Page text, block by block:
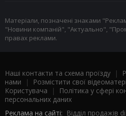
Матеріали, позначені знаками
"Новини компаній", "Актуально",
правах реклами.
Наші контакти та схема проїзду |
нами | Розмістити свої
Користувача |
Політика у сфері
персональних даних
Реклама на сайті: Відділ продажів